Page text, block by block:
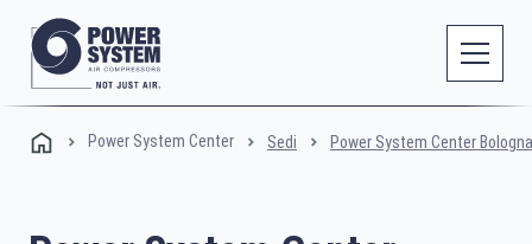
Power System Center Sedi Power System Center Bologna